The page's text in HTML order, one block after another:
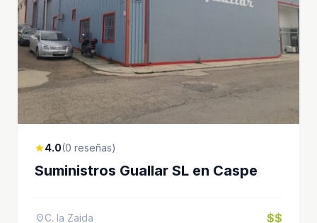
star4.0(0 reseñas)
Suministros Guallar SL en Caspe
location_onC. la Zaida $$